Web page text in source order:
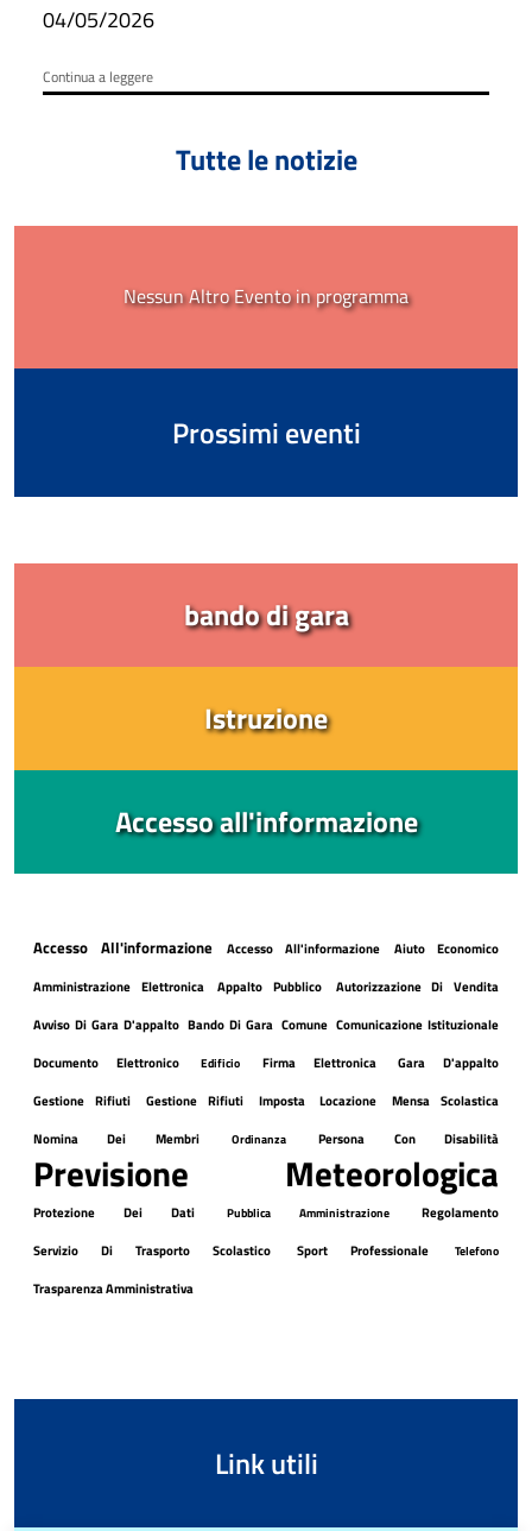
04/05/2026
Continua a leggere
Tutte le notizie
Nessun Altro Evento in programma
Prossimi eventi
bando di gara
Istruzione
Accesso all'informazione
Accesso All'informazione Accesso All'informazione
Aiuto Economico
Amministrazione Elettronica
Appalto Pubblico
Autorizzazione Di Vendita
Avviso Di Gara D'appalto Bando Di Gara Comune Comunicazione Istituzionale
Documento Elettronico
Edificio Firma Elettronica
Gara D'appalto
Gestione Rifiuti
Gestione Rifiuti Imposta Locazione
Mensa Scolastica
Nomina Dei Membri
Ordinanza Persona Con Disabilità
Previsione Meteorologica
Protezione Dei Dati Pubblica Amministrazione
Regolamento
Servizio Di Trasporto Scolastico
Sport Professionale Telefono
Trasparenza Amministrativa
Link utili